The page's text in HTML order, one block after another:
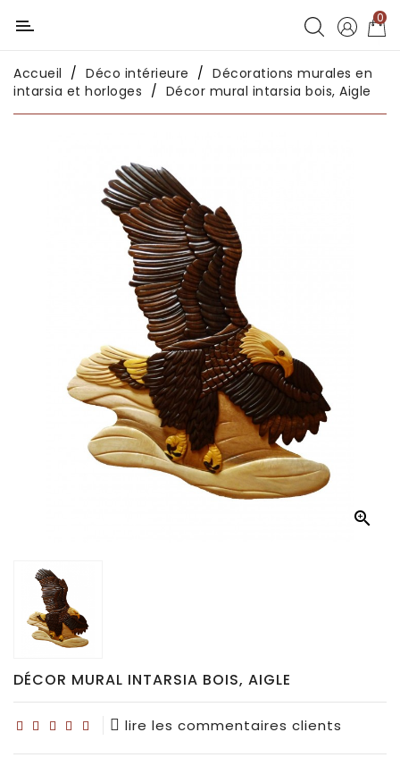
Catégorie
Déco
asiatique
pour...
0
Accueil Déco intérieure
Décorations murales en
intarsia et horloges
Décor mural intarsia bois, Aigle

DÉCOR MURAL INTARSIA BOIS, AIGLE
lire les commentaires clients